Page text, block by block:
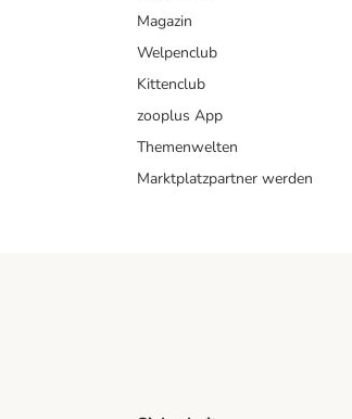
Magazin
Welpenclub
Kittenclub
zooplus App
Themenwelten
Marktplatzpartner werden